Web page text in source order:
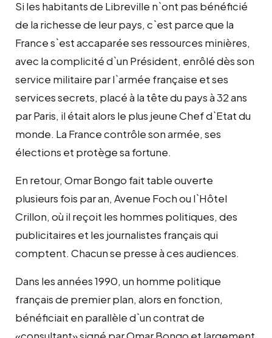
Si les habitants de Libreville n`ont pas bénéficié
de la richesse de leur pays, c`est parce que la
France s`est accaparée ses ressources minières,
avec la complicité d`un Président, enrôlé dès son
service militaire par l`armée française et ses
services secrets, placé à la tête du pays à 32 ans
par Paris, il était alors le plus jeune Chef d`Etat du
monde. La France contrôle son armée, ses
élections et protège sa fortune.
En retour, Omar Bongo fait table ouverte
plusieurs fois par an, Avenue Foch ou l`Hôtel
Crillon, où il reçoit les hommes politiques, des
publicitaires et les journalistes français qui
comptent. Chacun se presse à ces audiences.
Dans les années 1990, un homme politique
français de premier plan, alors en fonction,
bénéficiait en parallèle d`un contrat de
«consultant» signé par Omar Bongo et largement